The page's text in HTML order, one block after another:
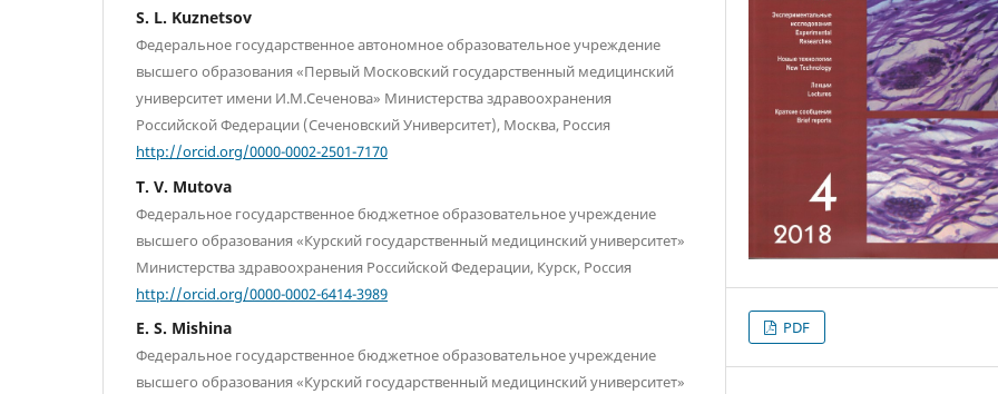
S. L. Kuznetsov
Федеральное государственное автономное образовательное учреждение
высшего образования «Первый Московский государственный медицинский
университет имени И.М.Сеченова» Министерства здравоохранения
Российской Федерации (Сеченовский Университет), Москва, Россия
http://orcid.org/0000-0002-2501-7170
T. V. Mutova
Федеральное государственное бюджетное образовательное учреждение
высшего образования «Курский государственный медицинский университет»
Министерства здравоохранения Российской Федерации, Курск, Россия
http://orcid.org/0000-0002-6414-3989
E. S. Mishina
Федеральное государственное бюджетное образовательное учреждение
высшего образования «Курский государственный медицинский университет»
PDF